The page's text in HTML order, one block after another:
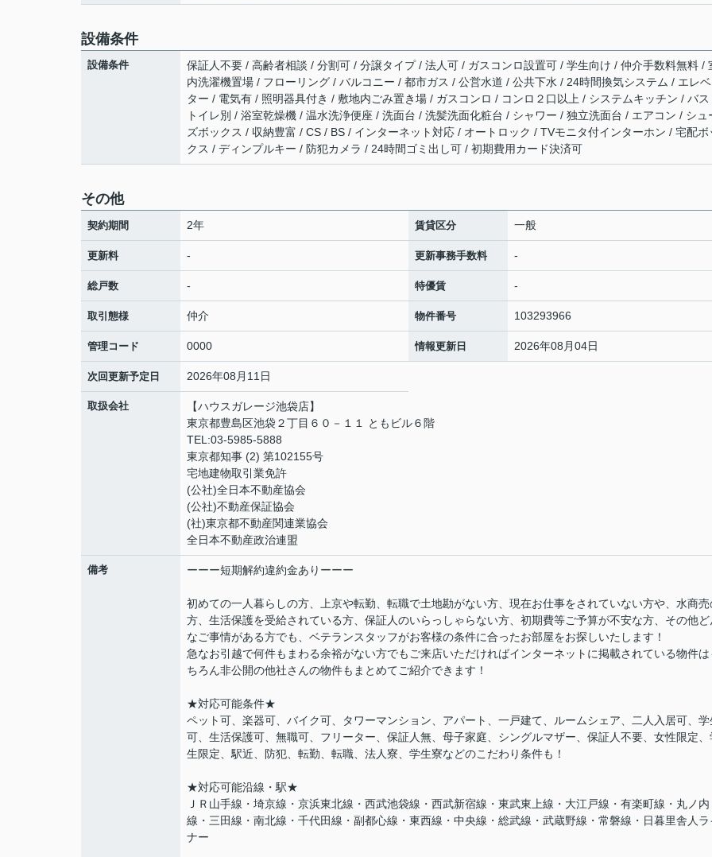
設備条件
設備条件
保証人不要 / 高齢者相談 / 分割可 / 分譲タイプ / 法人可 / ガスコンロ設置可 / 学生向け / 仲介手数料無料 /
内洗濯機置場 / フローリング / バルコニー / 都市ガス / 公営水道 / 公共下水 / 24時間換気システム / エレ
ター / 電気有 / 照明器具付き / 敷地内ごみ置き場 / ガスコンロ / コンロ２口以上 / システムキッチン / バス
トイレ別 / 浴室乾燥機 / 温水洗浄便座 / 洗面台 / 洗髪洗面化粧台 / シャワー / 独立洗面台 / エアコン / シュ
ズボックス / 収納豊富 / CS / BS / インターネット対応 / オートロック / TVモニタ付インターホン / 宅配ボ
クス / ディンプルキー / 防犯カメラ / 24時間ゴミ出し可 / 初期費用カード決済可
その他
契約期間 2年 賃貸区分 一般
更新料 - 更新事務手数料 -
総戸数 - 特優賃 -
取引態様 仲介 物件番号 103293966
管理コード 0000 情報更新日 2026年08月04日
次回更新予定日 2026年08月11日
取扱会社
【ハウスガレージ池袋店】
東京都豊島区池袋２丁目６０－１１ ともビル６階
TEL:03-5985-5888
東京都知事 (2) 第102155号
宅地建物取引業免許
(公社)全日本不動産協会
(公社)不動産保証協会
(社)東京都不動産関連業協会
全日本不動産政治連盟
備考 ーーー短期解約違約金ありーーー
初めての一人暮らしの方、上京や転勤、転職で土地勘がない方、現在お仕事をされていない方や、水商売
方、生活保護を受給されている方、保証人のいらっしゃらない方、初期費等ご予算が不安な方、その他ど
なご事情がある方でも、ベテランスタッフがお客様の条件に合ったお部屋をお探しいたします！
急なお引越で何件もまわる余裕がない方でもご来店いただければインターネットに掲載されている物件は
ちろん非公開の他社さんの物件もまとめてご紹介できます！
★対応可能条件★
ペット可、楽器可、バイク可、タワーマンション、アパート、一戸建て、ルームシェア、二人入居可、学
可、生活保護可、無職可、フリーター、保証人無、母子家庭、シングルマザー、保証人不要、女性限定、
生限定、駅近、防犯、転勤、転職、法人寮、学生寮などのこだわり条件も！
★対応可能沿線・駅★
ＪＲ山手線・埼京線・京浜東北線・西武池袋線・西武新宿線・東武東上線・大江戸線・有楽町線・丸ノ内
線・三田線・南北線・千代田線・副都心線・東西線・中央線・総武線・武蔵野線・常磐線・日暮里舎人ラ
ナー